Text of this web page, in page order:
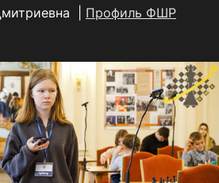
| Профиль ФШР